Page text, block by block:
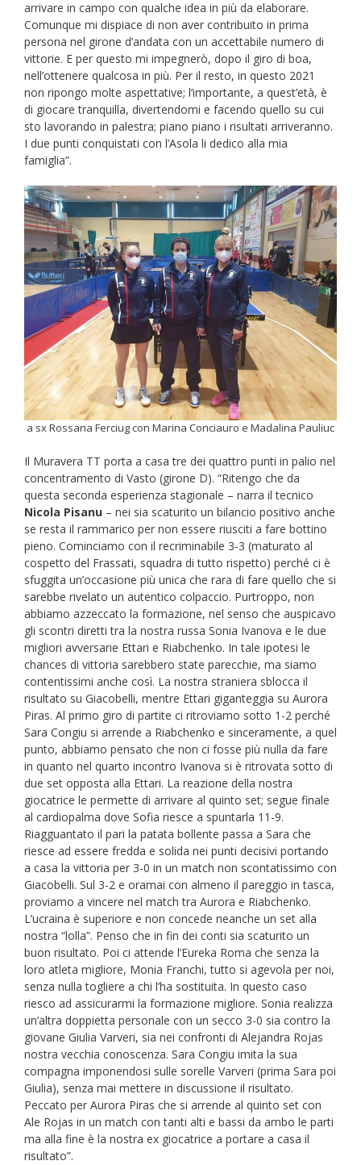
arrivare in campo con qualche idea in più da elaborare.
Comunque mi dispiace di non aver contribuito in prima
persona nel girone d’andata con un accettabile numero di
vittorie. E per questo mi impegnerò, dopo il giro di boa,
nell’ottenere qualcosa in più. Per il resto, in questo 2021
non ripongo molte aspettative; l’importante, a quest’età, è
di giocare tranquilla, divertendomi e facendo quello su cui
sto lavorando in palestra; piano piano i risultati arriveranno.
I due punti conquistati con l’Asola li dedico alla mia
famiglia”.
a sx Rossana Ferciug con Marina Conciauro e Madalina Pauliuc
Il Muravera TT porta a casa tre dei quattro punti in palio nel
concentramento di Vasto (girone D). “Ritengo che da
questa seconda esperienza stagionale – narra il tecnico
Nicola Pisanu – nei sia scaturito un bilancio positivo anche
se resta il rammarico per non essere riusciti a fare bottino
pieno. Cominciamo con il recriminabile 3-3 (maturato al
cospetto del Frassati, squadra di tutto rispetto) perché ci è
sfuggita un’occasione più unica che rara di fare quello che si
sarebbe rivelato un autentico colpaccio. Purtroppo, non
abbiamo azzeccato la formazione, nel senso che auspicavo
gli scontri diretti tra la nostra russa Sonia Ivanova e le due
migliori avversarie Ettari e Riabchenko. In tale ipotesi le
chances di vittoria sarebbero state parecchie, ma siamo
contentissimi anche così. La nostra straniera sblocca il
risultato su Giacobelli, mentre Ettari giganteggia su Aurora
Piras. Al primo giro di partite ci ritroviamo sotto 1-2 perché
Sara Congiu si arrende a Riabchenko e sinceramente, a quel
punto, abbiamo pensato che non ci fosse più nulla da fare
in quanto nel quarto incontro Ivanova si è ritrovata sotto di
due set opposta alla Ettari. La reazione della nostra
giocatrice le permette di arrivare al quinto set; segue finale
al cardiopalma dove Sofia riesce a spuntarla 11-9.
Riagguantato il pari la patata bollente passa a Sara che
riesce ad essere fredda e solida nei punti decisivi portando
a casa la vittoria per 3-0 in un match non scontatissimo con
Giacobelli. Sul 3-2 e oramai con almeno il pareggio in tasca,
proviamo a vincere nel match tra Aurora e Riabchenko.
L’ucraina è superiore e non concede neanche un set alla
nostra “lolla”. Penso che in fin dei conti sia scaturito un
buon risultato. Poi ci attende l’Eureka Roma che senza la
loro atleta migliore, Monia Franchi, tutto si agevola per noi,
senza nulla togliere a chi l’ha sostituita. In questo caso
riesco ad assicurarmi la formazione migliore. Sonia realizza
un’altra doppietta personale con un secco 3-0 sia contro la
giovane Giulia Varveri, sia nei confronti di Alejandra Rojas
nostra vecchia conoscenza. Sara Congiu imita la sua
compagna imponendosi sulle sorelle Varveri (prima Sara poi
Giulia), senza mai mettere in discussione il risultato.
Peccato per Aurora Piras che si arrende al quinto set con
Ale Rojas in un match con tanti alti e bassi da ambo le parti
ma alla fine è la nostra ex giocatrice a portare a casa il
risultato”.